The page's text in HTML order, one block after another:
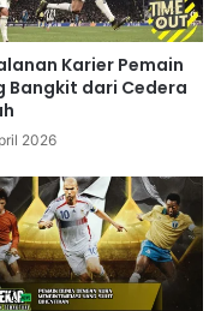
Karier Pemain
Bangkit dari Cedera
2026